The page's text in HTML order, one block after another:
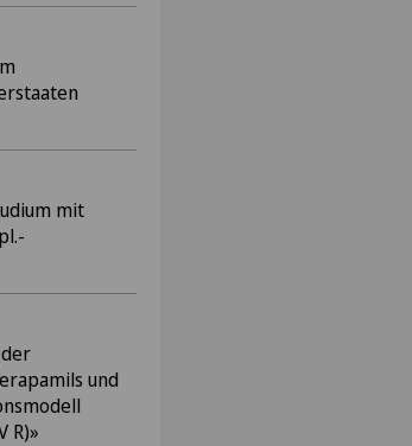
mit
und
R)»